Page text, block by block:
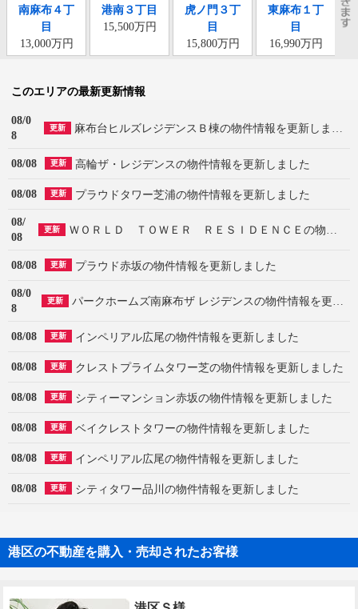
南麻布４丁
目
13,000万円
港南３丁目
15,500万円
虎ノ門３丁
目
15,800万円
東麻布１丁
目
16,990万円
このエリアの最新更新情報
08/0
8
更新 麻布台ヒルズレジデンスＢ棟の物件情報を更新しました
08/08 更新 高輪ザ・レジデンスの物件情報を更新しました
08/08 更新 プラウドタワー芝浦の物件情報を更新しました
08/
08
更新 ＷＯＲＬＤ ＴＯＷＥＲ ＲＥＳＩＤＥＮＣＥの物件情報を更新しました
08/08 更新 プラウド赤坂の物件情報を更新しました
08/0
8
更新 パークホームズ南麻布ザ レジデンスの物件情報を更新しました
08/08 更新 インペリアル広尾の物件情報を更新しました
08/08 更新 クレストプライムタワー芝の物件情報を更新しました
08/08 更新 シティーマンション赤坂の物件情報を更新しました
08/08 更新 ベイクレストタワーの物件情報を更新しました
08/08 更新 インペリアル広尾の物件情報を更新しました
08/08 更新 シティタワー品川の物件情報を更新しました
港区の不動産を購入・売却されたお客様